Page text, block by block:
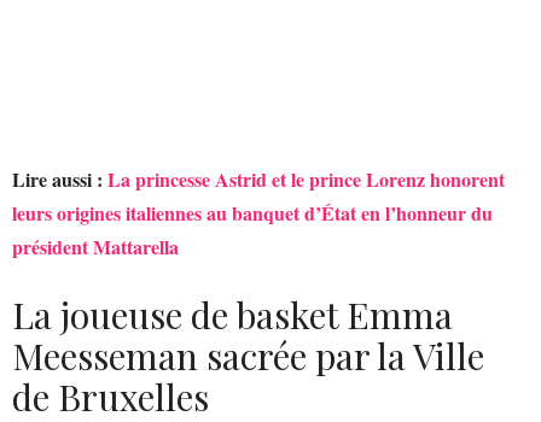
Lire aussi : La princesse Astrid et le prince Lorenz honorent
leurs origines italiennes au banquet d’État en l’honneur du
président Mattarella
La joueuse de basket Emma
Meesseman sacrée par la Ville
de Bruxelles